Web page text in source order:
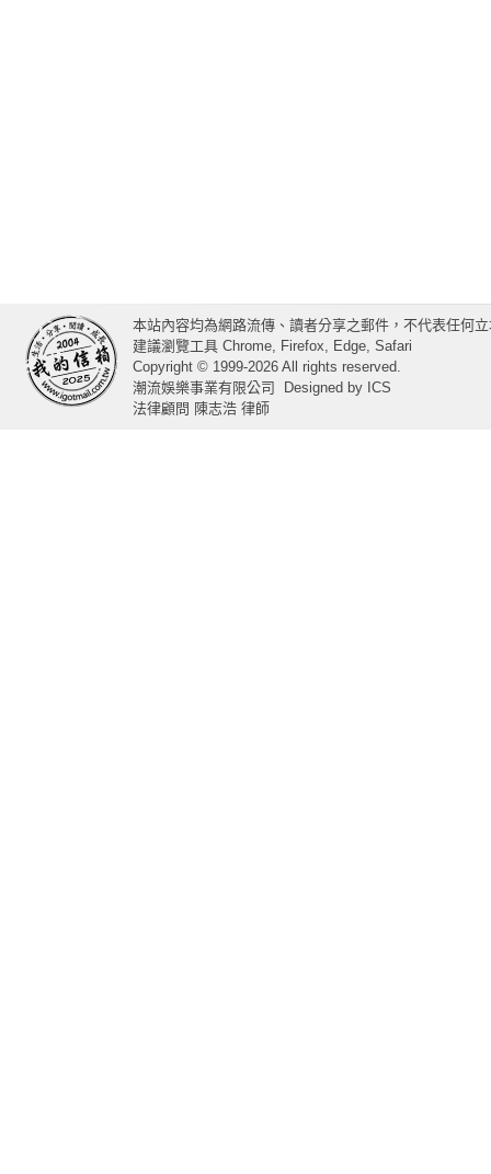
本站內容均為網路流傳、讀者分享之郵件，不代表任何
建議瀏覽工具 Chrome, Firefox, Edge, Safari
Copyright © 1999-2026 All rights reserved.
潮流娛樂事業有限公司
Designed by ICS
法律顧問 陳志浩 律師